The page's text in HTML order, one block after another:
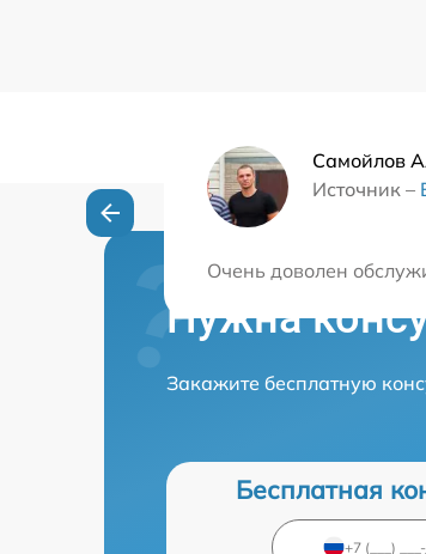
Самойлов
Источник –
Очень доволен
Нужна
Закажите бесплатную
Бесплатная